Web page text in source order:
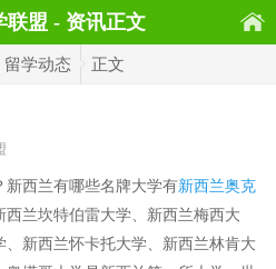
联盟 - 资讯正文
留学动态 正文
西兰有哪些名牌大学有新西兰奥克
西兰坎特伯雷大学、新西兰梅西大
新西兰怀卡托大学、新西兰林肯大